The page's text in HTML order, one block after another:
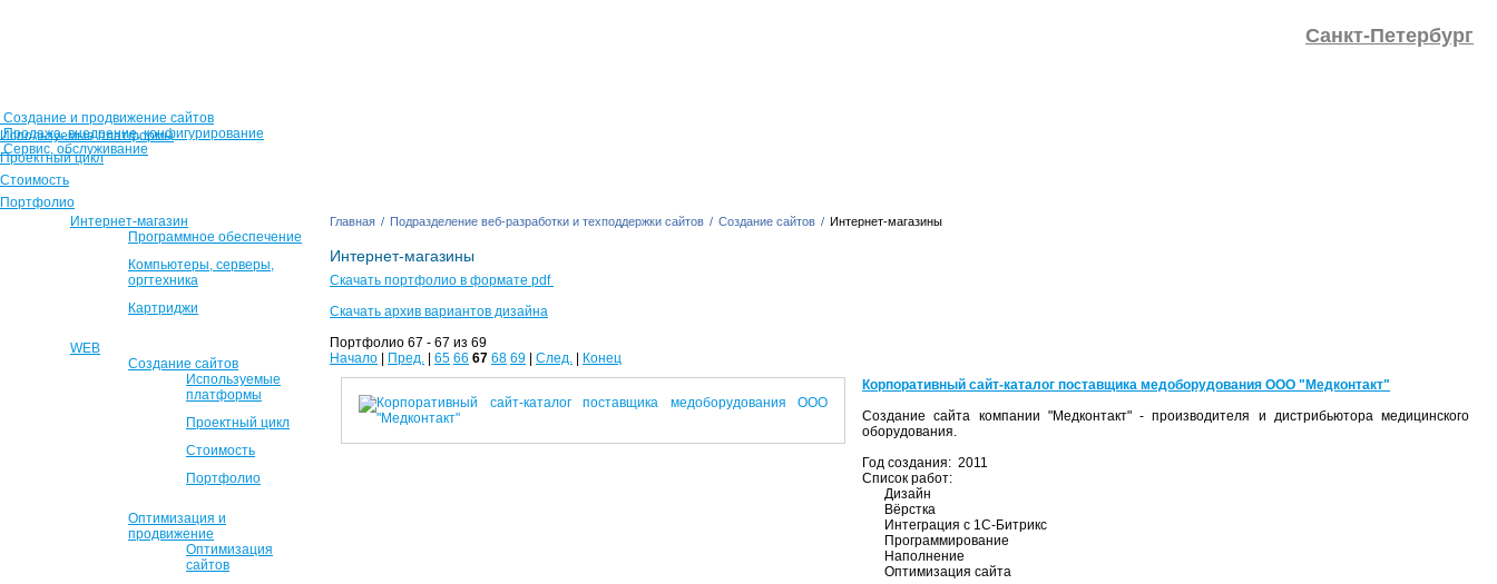
Санкт-Петербург
Создание и продвижение сайтов
Продажа, внедрение, конфигурирование
Сервис, обслуживание
Используемые платформы
Проектный цикл
Стоимость
Портфолио
Интернет-магазин
Программное обеспечение
Компьютеры, серверы,
оргтехника
Картриджи
WEB
Создание сайтов
Используемые
платформы
Проектный цикл
Стоимость
Портфолио
Оптимизация и
продвижение
Оптимизация
сайтов
Главная / Подразделение веб-разработки и техподдержки сайтов / Создание сайтов / Интернет-магазины
Интернет-магазины
Скачать портфолио в формате pdf
Скачать архив вариантов дизайна
Портфолио 67 - 67 из 69
Начало
Пред. 65 66 67 68 69 След.
Конец
Корпоративный сайт-каталог поставщика медоборудования ООО "Медконтакт"
Создание сайта компании "Медконтакт" - производителя и дистрибьютора медицинского
оборудования.
Год создания: 2011
Список работ:
Дизайн
Вёрстка
Интеграция с 1С-Битрикс
Программирование
Наполнение
Оптимизация сайта